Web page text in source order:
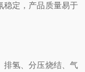
稳定，产品质量易于
氢、分压烧结、气